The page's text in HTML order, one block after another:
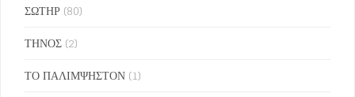
ΣΩΤΗΡ (80)
ΤΗΝΟΣ (2)
ΤΟ ΠΑΛΙΜΨΗΣΤΟΝ (1)